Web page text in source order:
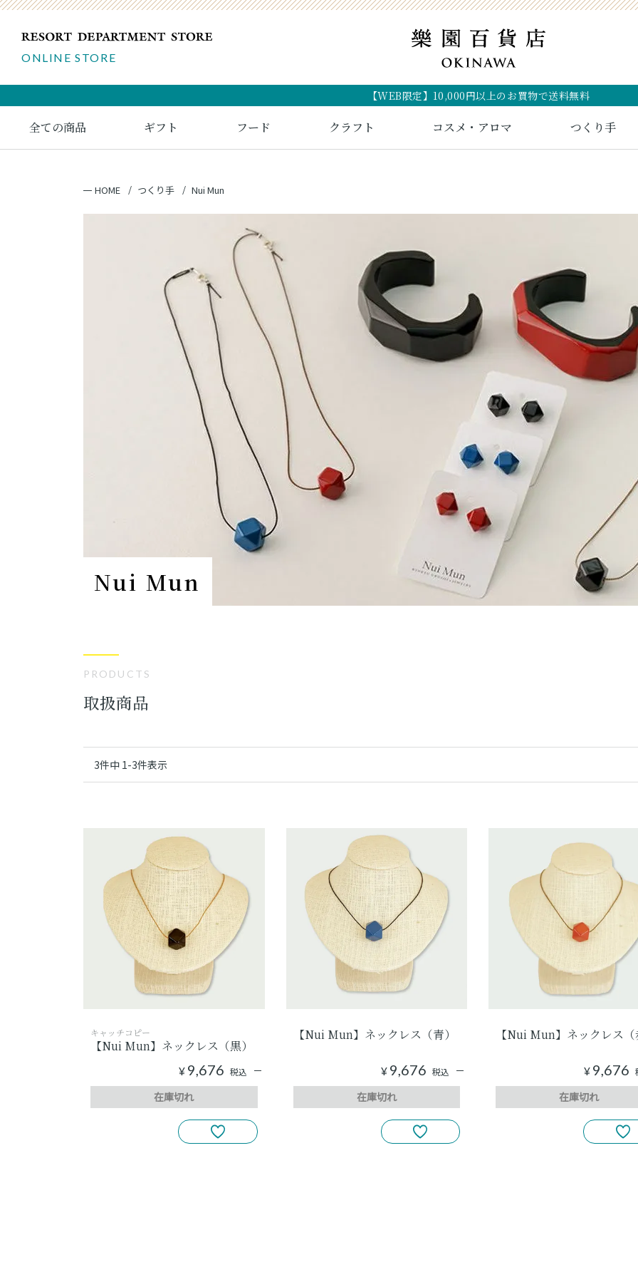
ONLINE STORE
【WEB限定】10,000円以上のお買物で送料無料
全ての商品 ギフト フード クラフト コスメ・アロマ つくり手
HOME つくり手 Nui Mun
Nui Mun
PRODUCTS
取扱商品
3件中 1-3件表示
キャッチコピー
【Nui Mun】ネックレス（黒）
¥ 9,676 税込
在庫切れ
【Nui Mun】ネックレス（青）
¥ 9,676 税込
在庫切れ
【Nui Mun】ネックレス
¥ 9,676
在庫切れ